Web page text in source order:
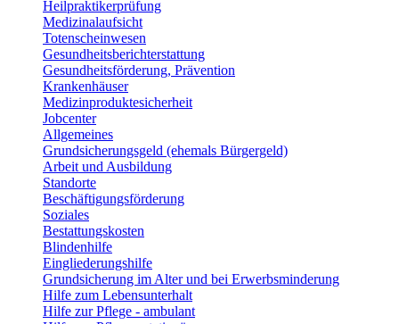
Heilpraktikerprüfung
Medizinalaufsicht
Totenscheinwesen
Gesundheitsberichterstattung
Gesundheitsförderung, Prävention
Krankenhäuser
Medizinproduktesicherheit
Jobcenter
Allgemeines
Grundsicherungsgeld (ehemals Bürgergeld)
Arbeit und Ausbildung
Standorte
Beschäftigungsförderung
Soziales
Bestattungskosten
Blindenhilfe
Eingliederungshilfe
Grundsicherung im Alter und bei Erwerbsminderung
Hilfe zum Lebensunterhalt
Hilfe zur Pflege - ambulant